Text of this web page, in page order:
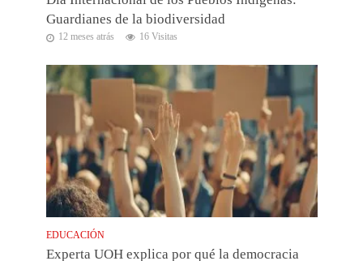
Guardianes de la biodiversidad
12 meses atrás 16 Visitas
EDUCACIÓN
Experta UOH explica por qué la democracia